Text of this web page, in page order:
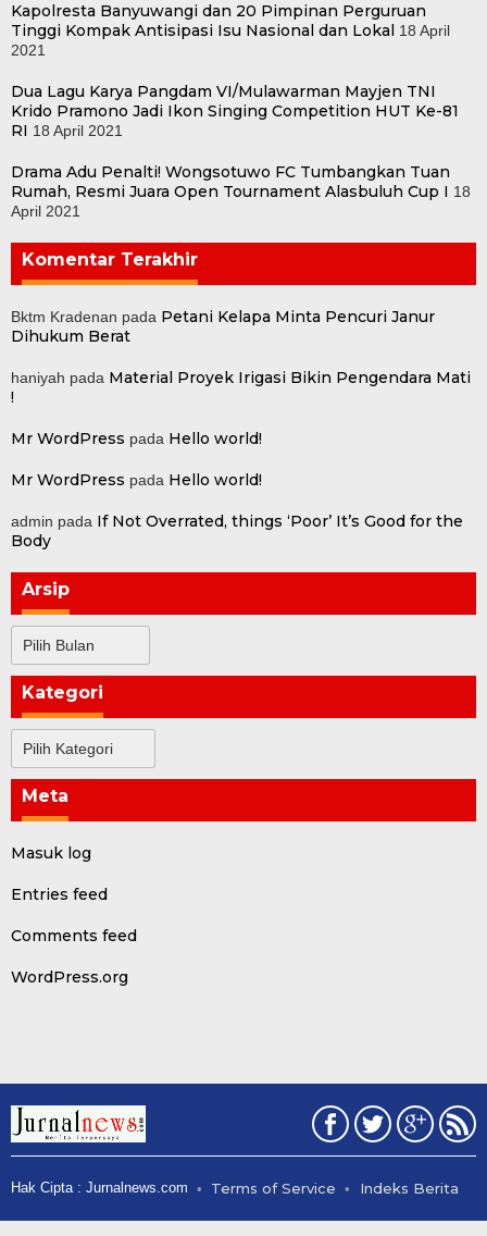
Kapolresta Banyuwangi dan 20 Pimpinan Perguruan
Tinggi Kompak Antisipasi Isu Nasional dan Lokal 18 April
2021
Dua Lagu Karya Pangdam VI/Mulawarman Mayjen TNI
Krido Pramono Jadi Ikon Singing Competition HUT Ke-81
RI 18 April 2021
Drama Adu Penalti! Wongsotuwo FC Tumbangkan Tuan
Rumah, Resmi Juara Open Tournament Alasbuluh Cup I 18
April 2021
Komentar Terakhir
Bktm Kradenan pada Petani Kelapa Minta Pencuri Janur
Dihukum Berat
haniyah pada Material Proyek Irigasi Bikin Pengendara Mati
!
Mr WordPress pada Hello world!
Mr WordPress pada Hello world!
admin pada If Not Overrated, things ‘Poor’ It’s Good for the
Body
Arsip
Kategori
Meta
Masuk log
Entries feed
Comments feed
WordPress.org
Hak Cipta : Jurnalnews.com Terms of Service Indeks Berita